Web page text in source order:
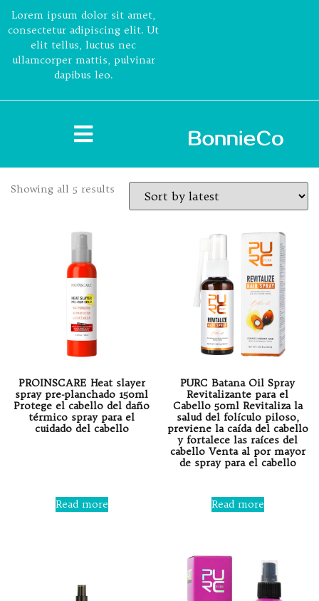
Lorem ipsum dolor sit amet,
consectetur adipiscing elit. Ut
elit tellus, luctus nec
ullamcorper mattis, pulvinar
dapibus leo.
Showing all 5 results
PROINSCARE Heat slayer
spray pre-planchado 150ml
Protege el cabello del daño
térmico spray para el
cuidado del cabello
Read more
PURC Batana Oil Spray
Revitalizante para el
Cabello 50ml Revitaliza la
salud del folículo piloso,
previene la caída del cabello
y fortalece las raíces del
cabello Venta al por mayor
de spray para el cabello
0
out
Read more